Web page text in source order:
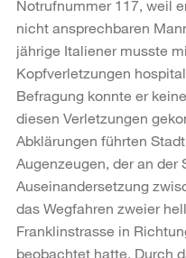
Notrufnummer 117, weil
nicht ansprechbaren
jährige Italiener musste
Kopfverletzungen
Befragung konnte er
diesen Verletzungen
Abklärungen führten
Augenzeugen, der an der
Auseinandersetzung
das Wegfahren zweier
Franklinstrasse in
beobachtet hatte. Durch